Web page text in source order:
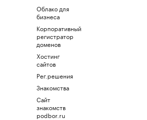
Облако для
бизнеса
Корпоративный
регистратор
доменов
Хостинг
сайтов
Рег.решения
Знакомства
Сайт
знакомств
podbor.ru